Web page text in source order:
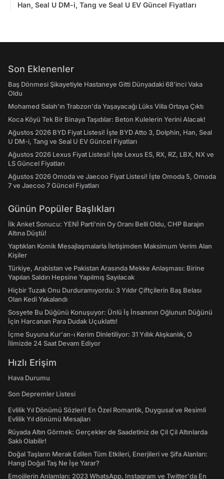
Han, Seal U DM-i, Tang ve Seal U EV Güncel Fiyatları
Son Eklenenler
Baş Dönmesi Şikayetiyle Hastaneye Gitti Dünyadaki 68’inci Vaka
Oldu
Mohamed Salah'ın Trabzon'da Yaşayacağı Lüks Villa Ortaya Çıktı
Koca Köyü Tek Bir Binaya Taşıdılar: Beton Kulelerin Yerini Alacak!
Ağustos 2026 BYD Fiyat Listesi! İşte BYD Atto 3, Dolphin, Han, Seal
U DM-i, Tang ve Seal U EV Güncel Fiyatları
Ağustos 2026 Lexus Fiyat Listesi! İşte Lexus ES, RX, RZ, LBX, NX ve
LS Güncel Fiyatları
Ağustos 2026 Omoda ve Jaecoo Fiyat Listesi! İşte Omoda 5, Omoda
7 ve Jaecoo 7 Güncel Fiyatları
Günün Popüler Başlıkları
İlk Anket Sonucu: YENİ Parti'nin Oy Oranı Belli Oldu, CHP Barajın
Altına Düştü!
Yaptıkları Komik Mesajlaşmalarla İletişimden Maksimum Verim Alan
Kişiler
Türkiye, Arabistan ve Pakistan Arasında Mekke Anlaşması: Birine
Yapılan Saldırı Hepsine Yapılmış Sayılacak
Hiçbir Tuzak Onu Durduramıyordu: 3 Yıldır Çiftçilerin Baş Belası
Olan Kedi Yakalandı
Sosyete Bu Düğünü Konuşuyor: Ünlü İş İnsanının Oğlunun Düğünü
İçin Harcanan Para Dudak Uçuklattı!
İçme Suyuna Kur'an-ı Kerim Dinletiliyor: 31 Yıllık Alışkanlık, O
İlimizde 24 Saat Devam Ediyor
Hızlı Erişim
Hava Durumu
Son Depremler Listesi
Evlilik Yıl Dönümü Sözleri! En Özel Romantik, Duygusal ve Resimli
Evlilik Yıl dönümü Mesajları
Rüyada Altın Görmek: Gerçekler de Saadetiniz de Çil Çil Altınlarda
Saklı Olabilir!
Doğal Taşların Merak Edilen Tüm Etkileri, Enerjileri ve Şifa Alanları:
Hangi Doğal Taş Ne İşe Yarar?
Emojilerin Anlamları: 2023 WhatsApp, Instagram ve Twitter'da En